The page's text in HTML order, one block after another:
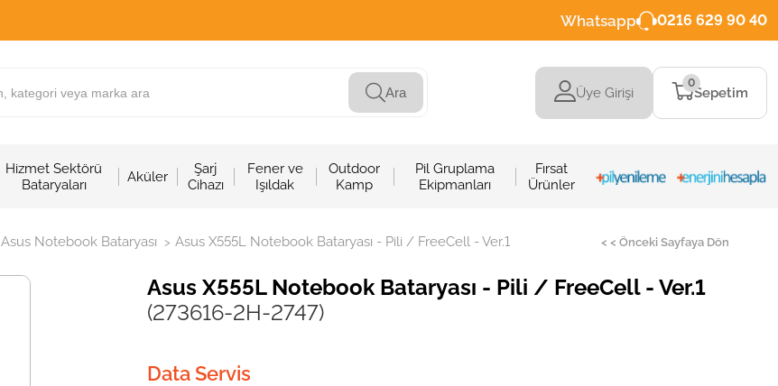
Whatsapp 0216 629 90 40
Ara Üye Girişi Sepetim
0
Hizmet Sektörü
Bataryaları
Aküler
Şarj
Cihazı
Fener ve
Işıldak
Outdoor
Kamp
Pil Gruplama
Ekipmanları
Fırsat
Ürünler
Asus Notebook Bataryası > Asus X555L Notebook Bataryası - Pili / FreeCell - Ver.1 < < Önceki Sayfaya Dön
Asus X555L Notebook Bataryası - Pili / FreeCell - Ver.1
(273616-2H-2747)
Data Servis